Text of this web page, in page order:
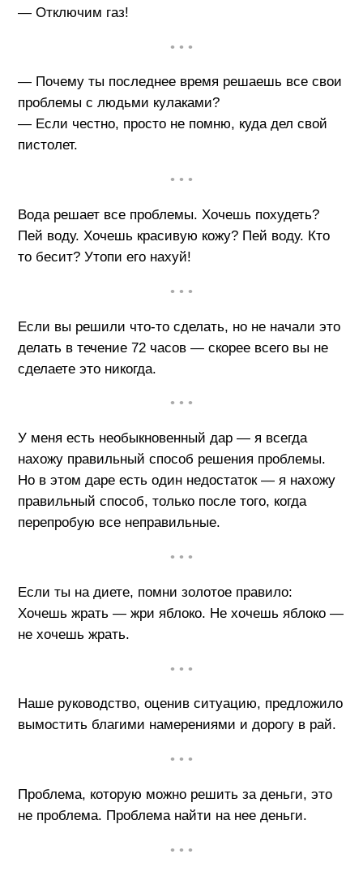
— Отключим газ!
• • •
— Почему ты последнее время решаешь все свои
проблемы с людьми кулаками?
— Если честно, просто не помню, куда дел свой
пистолет.
• • •
Вода решает все проблемы. Хочешь похудеть?
Пей воду. Хочешь красивую кожу? Пей воду. Кто
то бесит? Утопи его нахуй!
• • •
Если вы решили что-то сделать, но не начали это
делать в течение 72 часов — скорее всего вы не
сделаете это никогда.
• • •
У меня есть необыкновенный дар — я всегда
нахожу правильный способ решения проблемы.
Но в этом даре есть один недостаток — я нахожу
правильный способ, только после того, когда
перепробую все неправильные.
• • •
Если ты на диете, помни золотое правило:
Хочешь жрать — жри яблоко. Не хочешь яблоко —
не хочешь жрать.
• • •
Наше руководство, оценив ситуацию, предложило
вымостить благими намерениями и дорогу в рай.
• • •
Проблема, которую можно решить за деньги, это
не проблема. Проблема найти на нее деньги.
• • •